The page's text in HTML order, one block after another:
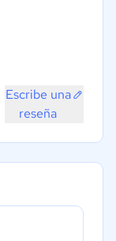
Escribe una
reseña